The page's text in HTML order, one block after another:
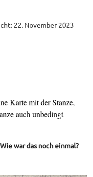
22. November 2023
Karte mit der Stanze,
auch unbedingt
war das noch einmal?